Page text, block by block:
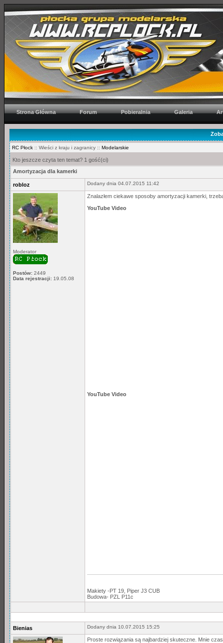
Strona Główna Forum Pobieralnia Galeria
RC Płock :: Wieści z kraju i zagranicy :: Modelarskie
Kto jeszcze czyta ten temat? 1 gość(ci)
Amortyzacja dla kamerki
robloz Dodany dnia 04.07.2015 11:42
Moderator
Postów: 2449
Data rejestracji: 19.05.08
Znalazłem ciekawe sposoby amortyzacji kamerki,
YouTube Video
YouTube Video
Makiety -PT 19, Piper J3 CUB
Budowa- PZL P11c
Bienias Dodany dnia 10.07.2015 15:25
Proste rozwiązania są najbardziej skuteczne. Mnie